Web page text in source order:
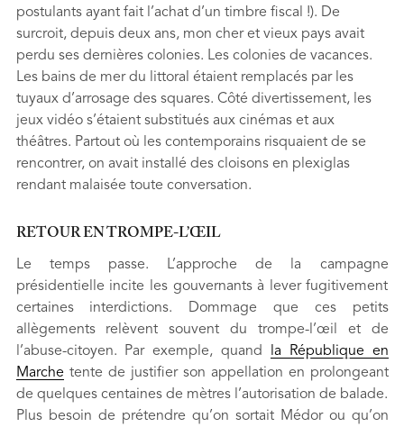
postulants ayant fait l’achat d’un timbre fiscal !). De
surcroit, depuis deux ans, mon cher et vieux pays avait
perdu ses dernières colonies. Les colonies de vacances.
Les bains de mer du littoral étaient remplacés par les
tuyaux d’arrosage des squares. Côté divertissement, les
jeux vidéo s’étaient substitués aux cinémas et aux
théâtres. Partout où les contemporains risquaient de se
rencontrer, on avait installé des cloisons en plexiglas
rendant malaisée toute conversation.
RETOUR EN TROMPE-L’ŒIL
Le temps passe. L’approche de la campagne
présidentielle incite les gouvernants à lever fugitivement
certaines interdictions. Dommage que ces petits
allègements relèvent souvent du trompe-l’œil et de
l’abuse-citoyen. Par exemple, quand
la République en
Marchetente de justifier son appellation en prolongeant
de quelques centaines de mètres l’autorisation de balade.
Plus besoin de prétendre qu’on sortait Médor ou qu’on